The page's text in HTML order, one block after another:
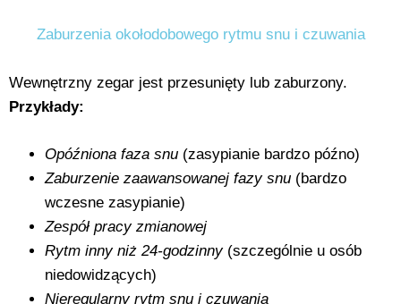
Zaburzenia okołodobowego rytmu snu i czuwania
Wewnętrzny zegar jest przesunięty lub zaburzony.
Przykłady:
Opóźniona faza snu (zasypianie bardzo późno)
Zaburzenie zaawansowanej fazy snu (bardzo
wczesne zasypianie)
Zespół pracy zmianowej
Rytm inny niż 24-godzinny(szczególnie u osób
niedowidzących)
Nieregularny rytm snu i czuwania